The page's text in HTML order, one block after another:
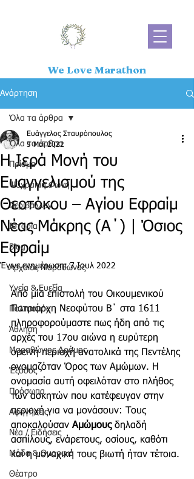
We Love Marathon
Ανάρτηση
Όλα τα άρθρα
Πρίσμα
Ψύχραιμη Φωνή
Περιβάλλον
Ιστορία
Blog
Αρχαίος Μαραθώνας
Υγεία & Ευεξία
Πολιτισμός
Άθληση
Μαραθώνιος Δρόμος
Έξοδος
Πρόσωπα
Αφηγήσεις
Νέα / Ειδήσεις
Μόδα & Ομορφιά
Θέατρο
Όλα τα άρθρα
Η Ιερά Μονή του
Ευαγγελισμού της
Θεοτόκου – Αγίου Εφραίμ
Νέας Μάκρης (Α΄) | Όσιος
Εφραίμ
Ευάγγελος Σταυρόπουλος
5 Μαΐ 2022
Έγινε ενημέρωση:7 Ιουλ 2022
Από μία επιστολή του Οικουμενικού
Πατριάρχη Νεοφύτου Β΄ στα 1611
πληροφορούμαστε πως ήδη από τις
αρχές του 17ου αιώνα η ευρύτερη
ορεινή περιοχή ανατολικά της Πεντέλης
ονομαζόταν Όρος των Αμώμων. Η
ονομασία αυτή οφειλόταν στο πλήθος
των ασκητών που κατέφευγαν στην
περιοχή για να μονάσουν: Τους
αποκαλούσαν Αμώμους δηλαδή
ασπίλους, ενάρετους, οσίους, καθότι
και η μοναχική τους βιωτή ήταν τέτοια.